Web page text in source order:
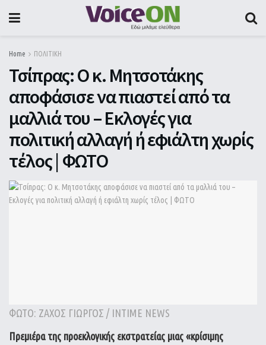
Home ΠΟΛΙΤΙΚΗ
Τσίπρας: Ο κ. Μητσοτάκης
αποφάσισε να πιαστεί από τα
μαλλιά του – Εκλογές για
πολιτική αλλαγή ή εφιάλτη χωρίς
τέλος | ΦΩΤΟ
ΦΩΤΟ: ΖΑΧΟΣ ΓΙΩΡΓΟΣ / INTIME NEWS
Πρεμιέρα της προεκλογικής εκστρατείας μιας «κρίσιμης